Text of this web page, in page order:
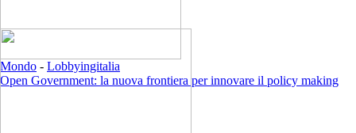
Mondo - Lobbyingitalia
Open Government: la nuova frontiera per innovare il policy making